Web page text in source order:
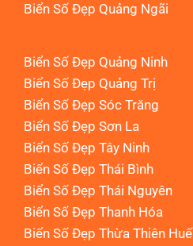
Biển Số Đẹp Quảng Ngãi
Biển Số Đẹp Quảng Ninh
Biển Số Đẹp Quảng Trị
Biển Số Đẹp Sóc Trăng
Biển Số Đẹp Sơn La
Biển Số Đẹp Tây Ninh
Biển Số Đẹp Thái Bình
Biển Số Đẹp Thái Nguyên
Biển Số Đẹp Thanh Hóa
Biển Số Đẹp Thừa Thiên Huế